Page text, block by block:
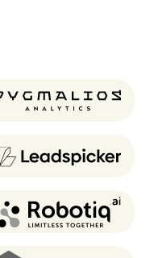
Pygmalios analytics
Leadspicker
Robotiq